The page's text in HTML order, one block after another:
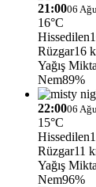
21:0006
16°C
Hissedilen
Rüzgar16
Yağış
Nem89%
22:0006
15°C
Hissedilen
Rüzgar11
Yağış
Nem96%